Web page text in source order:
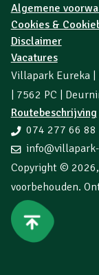
Algemene
Cookies &
Disclaimer
Vacatures
Villapark Eureka |
| 7562 PC |
Routebeschrijving
074 277 66 88
Copyright © 2026,
voorbehouden.